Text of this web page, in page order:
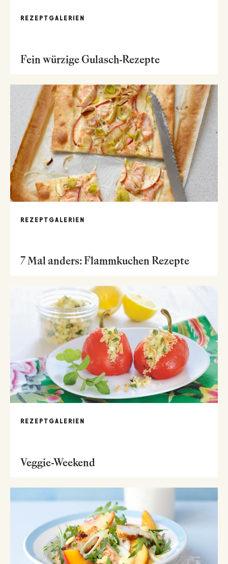
REZEPTGALERIEN
Fein würzige Gulasch-Rezepte
REZEPTGALERIEN
7 Mal anders: Flammkuchen Rezepte
REZEPTGALERIEN
Veggie-Weekend